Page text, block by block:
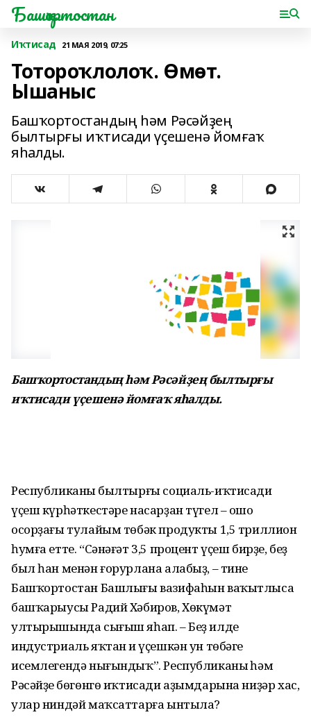
Башҡортостан
Иҡтисад 21 МАЯ 2019, 07:25
Тотороҡлолоҡ. Өмөт.
Ышаныс
Башҡортостандың һәм Рәсәйҙең
былтырғы иҡтисади үҫешенә йомғаҡ
яһалды.
Башҡортостандың һәм Рәсәйҙең былтырғы
иҡтисади үҫешенә йомғаҡ яһалды.
Республиканың былтырғы социаль-иҡтисади
үҫеш күрһәткестәре насарҙан түгел – ошо
осорҙағы тулайым төбәк продукты 1,5 триллион
һумға етте. “Сәнәғәт 3,5 процент үҫеш бирҙе, беҙ
был һан менән ғорурлана алабыҙ, – тине
Башҡортостан Башлығы вазифаһын ваҡытлыса
башҡарыусы Радий Хәбиров, Хөкүмәт
ултырышында сығыш яһап. – Беҙ илдең
индустриаль яҡтан иң үҫешкән ун төбәге
исемлегендә нығындыҡ”. Республиканың һәм
Рәсәйҙең бөгөнгө иҡтисади аҙымдарына ниҙәр хас,
улар ниндәй маҡсаттарға ынтыла?